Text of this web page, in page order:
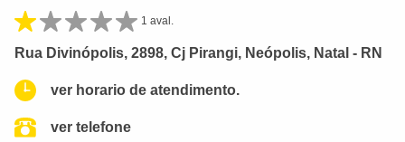
1 aval.
Rua Divinópolis, 2898, Cj Pirangi, Neópolis, Natal - RN
ver horario de atendimento.
ver telefone